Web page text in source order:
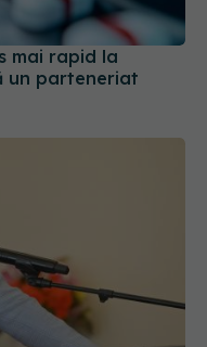
mai rapid la
un parteneriat